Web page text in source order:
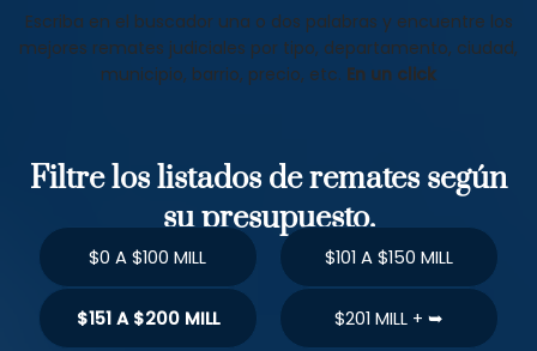
Escriba en el buscador una o dos palabras y encuentre los
mejores remates judiciales por tipo, departamento, ciudad,
municipio, barrio, precio, etc. En un click
Filtre los listados de remates según
su presupuesto.
$0 A $100 MILL $101 A $150 MILL
$151 A $200 MILL $201 MILL + ➥